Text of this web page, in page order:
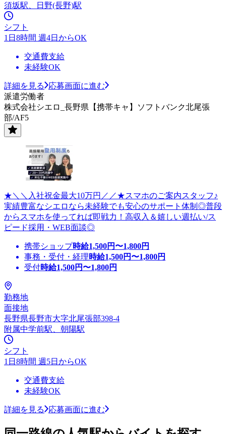
須坂駅、日野(長野)駅
シフト
1日8時間 週4日からOK
交通費支給
未経験OK
詳細を見る
応募画面に進む
派遣労働者
株式会社シエロ_長野県【携帯キャ】ソフトバンク北尾張
部/AF5
★＼＼入社祝金最大10万円／／★スマホのご案内スタッフ♪
実績豊富なシエロなら未経験でも安心のサポート体制◎普段
からスマホを使ってれば即戦力！高収入＆嬉しい週払い/ス
ピード採用・WEB面談◎
携帯ショップ時給1,500円〜1,800円
事務・受付・経理時給1,500円〜1,800円
受付時給1,500円〜1,800円
勤務地
面接地
長野県長野市大字北尾張部398-4
附属中学前駅、朝陽駅
シフト
1日8時間 週5日からOK
交通費支給
未経験OK
詳細を見る 応募画面に進む